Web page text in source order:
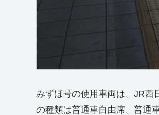
みずほ号の使用車両は、JR西
の種類は普通車自由席、普通